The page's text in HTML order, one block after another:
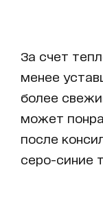
За счет
менее
более
может
после
серо-синие